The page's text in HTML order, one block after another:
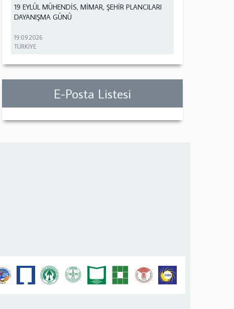
19 EYLÜL MÜHENDİS, MİMAR, ŞEHİR PLANCILARI
DAYANIŞMA GÜNÜ
19.09.2026
TÜRKİYE
E-Posta Listesi